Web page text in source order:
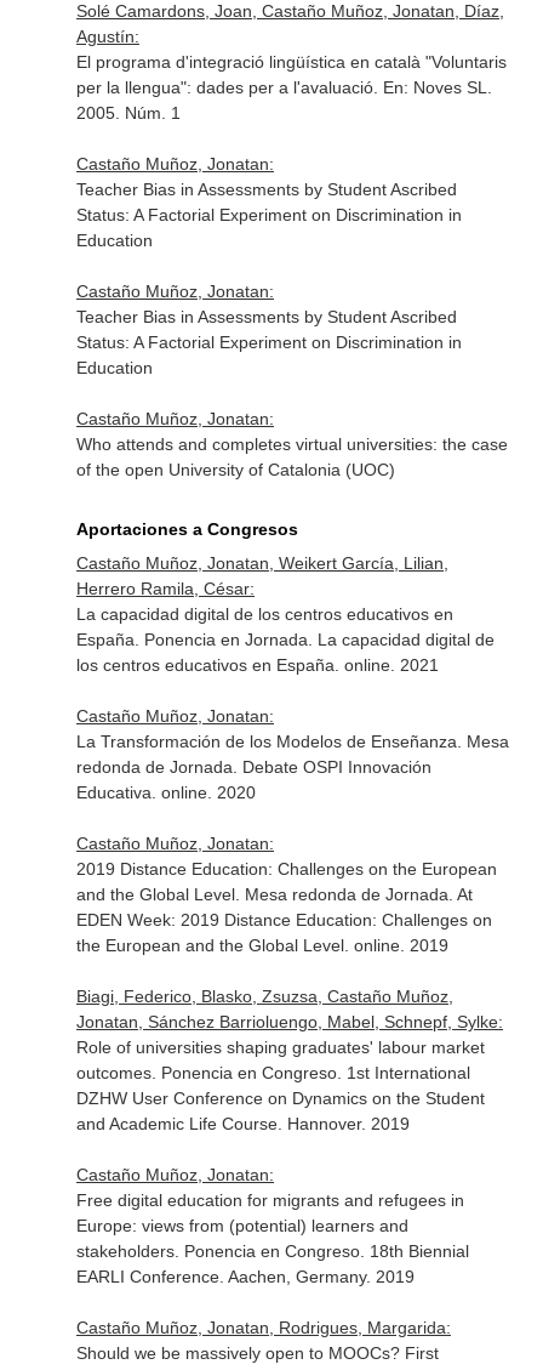
Solé Camardons, Joan, Castaño Muñoz, Jonatan, Díaz,
Agustín:
El programa d'integració lingüística en català "Voluntaris
per la llengua": dades per a l'avaluació. En: Noves SL
2005. Núm. 1
Castaño Muñoz, Jonatan:
Teacher Bias in Assessments by Student Ascribed
Status: A Factorial Experiment on Discrimination in
Education
Castaño Muñoz, Jonatan:
Teacher Bias in Assessments by Student Ascribed
Status: A Factorial Experiment on Discrimination in
Education
Castaño Muñoz, Jonatan:
Who attends and completes virtual universities: the case
of the open University of Catalonia (UOC)
Aportaciones a Congresos
Castaño Muñoz, Jonatan, Weikert García, Lilian,
Herrero Ramila, César:
La capacidad digital de los centros educativos en
España. Ponencia en Jornada. La capacidad digital de
los centros educativos en España. online. 2021
Castaño Muñoz, Jonatan:
La Transformación de los Modelos de Enseñanza. Mesa
redonda de Jornada. Debate OSPI Innovación
Educativa. online. 2020
Castaño Muñoz, Jonatan:
2019 Distance Education: Challenges on the European
and the Global Level. Mesa redonda de Jornada. At
EDEN Week: 2019 Distance Education: Challenges on
the European and the Global Level. online. 2019
Biagi, Federico, Blasko, Zsuzsa, Castaño Muñoz,
Jonatan, Sánchez Barrioluengo, Mabel, Schnepf, Sylke:
Role of universities shaping graduates' labour market
outcomes. Ponencia en Congreso. 1st International
DZHW User Conference on Dynamics on the Student
and Academic Life Course. Hannover. 2019
Castaño Muñoz, Jonatan:
Free digital education for migrants and refugees in
Europe: views from (potential) learners and
stakeholders. Ponencia en Congreso. 18th Biennial
EARLI Conference. Aachen, Germany. 2019
Castaño Muñoz, Jonatan, Rodrigues, Margarida:
Should we be massively open to MOOCs? First